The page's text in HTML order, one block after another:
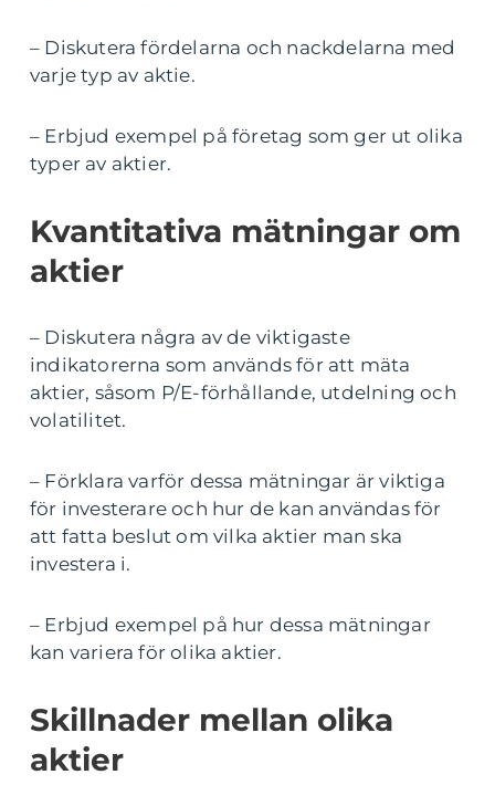
– Diskutera fördelarna och nackdelarna med
varje typ av aktie.
– Erbjud exempel på företag som ger ut olika
typer av aktier.
Kvantitativa mätningar om
aktier
– Diskutera några av de viktigaste
indikatorerna som används för att mäta
aktier, såsom P/E-förhållande, utdelning och
volatilitet.
– Förklara varför dessa mätningar är viktiga
för investerare och hur de kan användas för
att fatta beslut om vilka aktier man ska
investera i.
– Erbjud exempel på hur dessa mätningar
kan variera för olika aktier.
Skillnader mellan olika
aktier